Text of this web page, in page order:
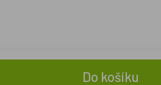
Do košíku